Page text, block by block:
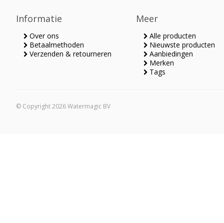
Informatie
Over ons
Betaalmethoden
Verzenden & retourneren
Meer
Alle producten
Nieuwste producten
Aanbiedingen
Merken
Tags
© Copyright 2026 Watermagic BV